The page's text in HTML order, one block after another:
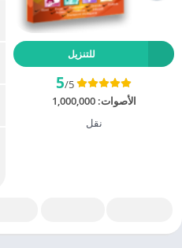
للتنزيل
5/5
الأصوات:1,000,000
نقل